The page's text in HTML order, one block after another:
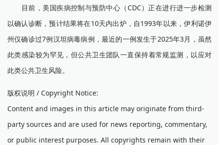
目前，美国疾病控制与预防中心（CDC）正在进行进一步检测
以确认诊断，预计结果将在10天内出炉，自1993年以来，伊利诺伊
州仅确诊过7例汉坦病毒病例，最近的一例发生于2025年3月，虽然
此类感染较为罕见，但公共卫生团队一直保持着常规监测，以应对
此类公共卫生风险。
版权说明 / Copyright Notice:
Content and images in this article may originate from third-
party sources and are used for news reporting, commentary,
or public interest purposes. All copyrights remain with their